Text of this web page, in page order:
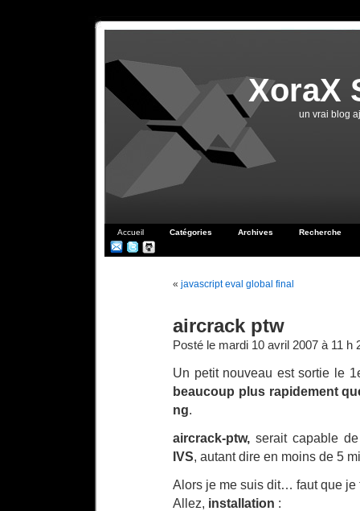
XoraX
un vrai blog
Accueil Catégories Archives Recherche
« javascript eval global final
aircrack ptw
Posté le mardi 10 avril 2007 à 11 h
Un petit nouveau est sortie le
beaucoup plus rapidement
ng.
aircrack-ptw, serait capable
IVS, autant dire en moins de 5
Alors je me suis dit… faut que je
Allez, installation :